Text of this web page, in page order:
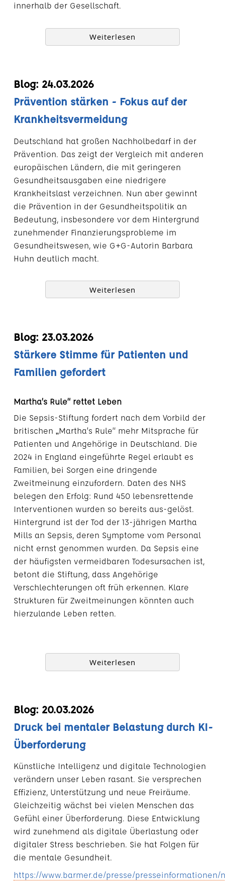
innerhalb der Gesellschaft.
Weiterlesen
Blog: 24.03.2026
Prävention stärken - Fokus auf der
Krankheitsvermeidung
Deutschland hat großen Nachholbedarf in der
Prävention. Das zeigt der Vergleich mit anderen
europäischen Ländern, die mit geringeren
Gesundheitsausgaben eine niedrigere
Krankheitslast verzeichnen. Nun aber gewinnt
die Prävention in der Gesundheitspolitik an
Bedeutung, insbesondere vor dem Hintergrund
zunehmender Finanzierungsprobleme im
Gesundheitswesen, wie G+G-Autorin Barbara
Huhn deutlich macht.
Weiterlesen
Blog: 23.03.2026
Stärkere Stimme für Patienten und
Familien gefordert
Martha’s Rule“ rettet Leben
Die Sepsis-Stiftung fordert nach dem Vorbild der
britischen „Martha’s Rule“ mehr Mitsprache für
Patienten und Angehörige in Deutschland. Die
2024 in England eingeführte Regel erlaubt es
Familien, bei Sorgen eine dringende
Zweitmeinung einzufordern. Daten des NHS
belegen den Erfolg: Rund 450 lebensrettende
Interventionen wurden so bereits aus-gelöst.
Hintergrund ist der Tod der 13-jährigen Martha
Mills an Sepsis, deren Symptome vom Personal
nicht ernst genommen wurden. Da Sepsis eine
der häufigsten vermeidbaren Todesursachen ist,
betont die Stiftung, dass Angehörige
Verschlechterungen oft früh erkennen. Klare
Strukturen für Zweitmeinungen könnten auch
hierzulande Leben retten.
Weiterlesen
Blog: 20.03.2026
Druck bei mentaler Belastung durch KI-
Überforderung
Künstliche Intelligenz und digitale Technologien
verändern unser Leben rasant. Sie versprechen
Effizienz, Unterstützung und neue Freiräume.
Gleichzeitig wächst bei vielen Menschen das
Gefühl einer Überforderung. Diese Entwicklung
wird zunehmend als digitale Überlastung oder
digitaler Stress beschrieben. Sie hat Folgen für
die mentale Gesundheit.
https://www.barmer.de/presse/presseinformationen/